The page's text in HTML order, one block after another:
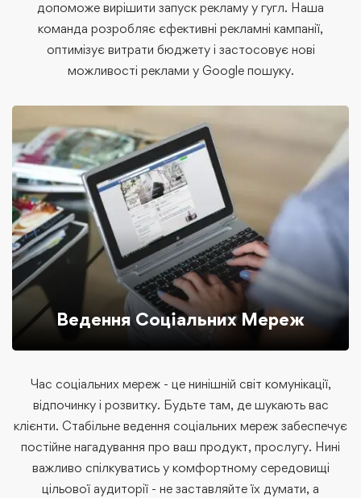
допоможе вирішити запуск рекламу у гугл. Наша
команда розробляє єфективні рекламні кампанії,
оптимізує витрати бюджету і застосовує нові
можливості реклами у Google пошуку.
Ведення Соціальних Мереж
Час соціальних мереж - це нинішній світ комунікації,
відпочинку і розвитку. Будьте там, де шукають вас
клієнти. Стабільне ведення соціальних мереж забеспечує
постійне нагадування про ваш продукт, прослугу. Нині
важливо спілкуватись у комфортному середовищі
цільової аудиторії - не заставляйте їх думати, а